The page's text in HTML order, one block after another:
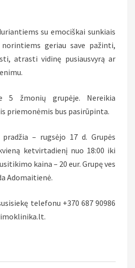
su emociškai sunkiais
geriau save pažinti,
atrasti vidinę pusiausvyrą ar
5 žmonių grupėje. Nereikia
priemonėmis bus pasirūpinta.
– rugsėjo 17 d. Grupės
ketvirtadienį nuo 18:00 iki
kaina – 20 eur. Grupę ves
Adomaitienė.
telefonu +370 687 90986